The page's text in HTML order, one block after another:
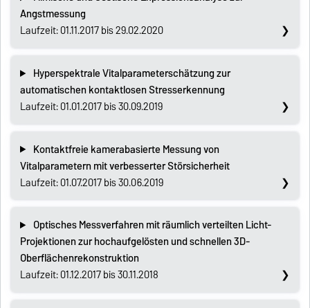
Angstmessung
Laufzeit: 01.11.2017 bis 29.02.2020
Hyperspektrale Vitalparameterschätzung zur
automatischen kontaktlosen Stresserkennung
Laufzeit: 01.01.2017 bis 30.09.2019
Kontaktfreie kamerabasierte Messung von
Vitalparametern mit verbesserter Störsicherheit
Laufzeit: 01.07.2017 bis 30.06.2019
Optisches Messverfahren mit räumlich verteilten Licht-
Projektionen zur hochaufgelösten und schnellen 3D-
Oberflächenrekonstruktion
Laufzeit: 01.12.2017 bis 30.11.2018